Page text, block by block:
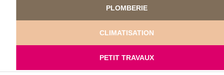
PLOMBERIE
CLIMATISATION
PETIT TRAVAUX